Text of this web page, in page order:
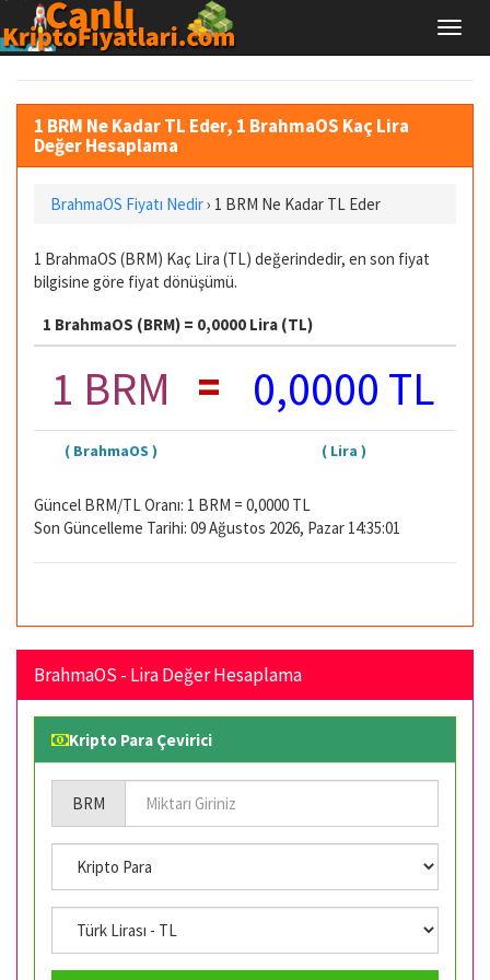
1 BRM Ne Kadar TL Eder, 1 BrahmaOS Kaç Lira
Değer Hesaplama
BrahmaOS Fiyatı Nedir› 1 BRM Ne Kadar TL Eder
1 BrahmaOS (BRM) Kaç Lira (TL) değerindedir, en son fiyat
bilgisine göre fiyat dönüşümü.
1 BrahmaOS (BRM) = 0,0000 Lira (TL)
1 BRM = 0,0000 TL
( BrahmaOS ) ( Lira )
Güncel BRM/TL Oranı: 1 BRM = 0,0000 TL
Son Güncelleme Tarihi: 09 Ağustos 2026, Pazar 14:35:01
BrahmaOS - Lira Değer Hesaplama
Kripto Para Çevirici
BRM